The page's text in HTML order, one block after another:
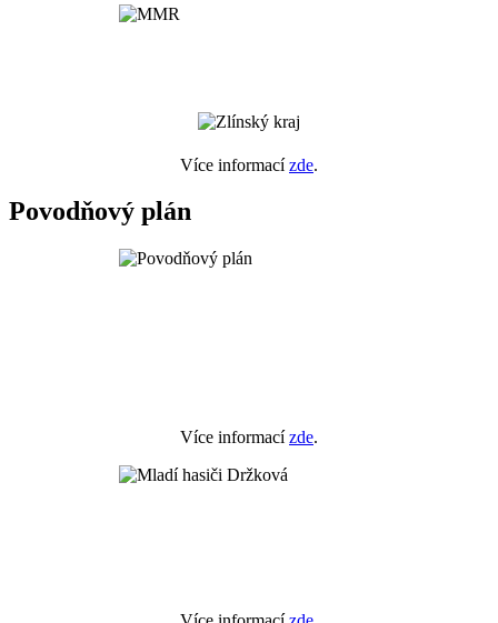
Více informacízde.
Povodňový plán
Více informacízde.